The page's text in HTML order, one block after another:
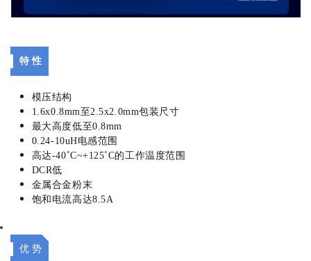
特 性
模压结构
1.6x0.8mm至2.5x2.0mm包装尺寸
最大高度低至0.8mm
0.24-10uH电感范围
高达-40˚C~+125˚C的工作温度范围
DCR低
金属合金粉末
饱和电流高达8.5A
优 势